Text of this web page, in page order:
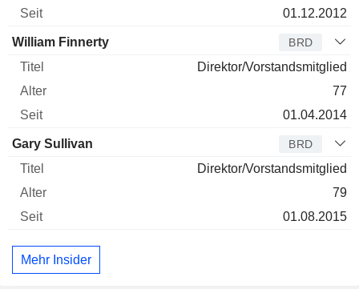
01.12.2012
William Finnerty BRD
Direktor/Vorstandsmitglied
77
01.04.2014
Gary Sullivan BRD
Direktor/Vorstandsmitglied
79
01.08.2015
Mehr Insider